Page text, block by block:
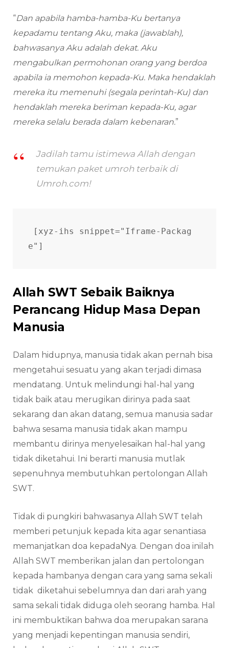
“Dan apabila hamba-hamba-Ku bertanya
kepadamu tentang Aku, maka (jawablah),
bahwasanya Aku adalah dekat. Aku
mengabulkan permohonan orang yang berdoa
apabila ia memohon kepada-Ku. Maka hendaklah
mereka itu memenuhi (segala perintah-Ku) dan
hendaklah mereka beriman kepada-Ku, agar
mereka selalu berada dalam kebenaran.”
Jadilah tamu istimewa Allah dengan
temukan paket umroh terbaik di
Umroh.com!
[xyz-ihs snippet="Iframe-Packag
e"]
Allah SWT Sebaik Baiknya
Perancang Hidup Masa Depan
Manusia
Dalam hidupnya, manusia tidak akan pernah bisa
mengetahui sesuatu yang akan terjadi dimasa
mendatang. Untuk melindungi hal-hal yang
tidak baik atau merugikan dirinya pada saat
sekarang dan akan datang, semua manusia sadar
bahwa sesama manusia tidak akan mampu
membantu dirinya menyelesaikan hal-hal yang
tidak diketahui. Ini berarti manusia mutlak
sepenuhnya membutuhkan pertolongan Allah
SWT.
Tidak di pungkiri bahwasanya Allah SWT telah
memberi petunjuk kepada kita agar senantiasa
memanjatkan doa kepadaNya. Dengan doa inilah
Allah SWT memberikan jalan dan pertolongan
kepada hambanya dengan cara yang sama sekali
tidak diketahui sebelumnya dan dari arah yang
sama sekali tidak diduga oleh seorang hamba. Hal
ini membuktikan bahwa doa merupakan sarana
yang menjadi kepentingan manusia sendiri,